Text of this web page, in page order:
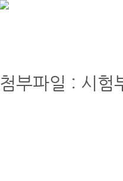
첨부파일 : 시험